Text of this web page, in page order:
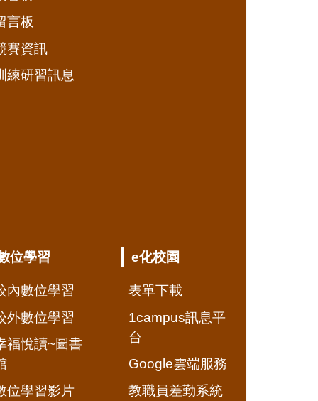
言板
賽資訊
練研習訊息
位學習
內數位學習
外數位學習
福悅讀~圖書
位學習影片
e化校園
表單下載
1campus訊息平
台
Google雲端服務
教職員差勤系統